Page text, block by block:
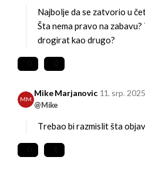
Najbolje da se zatvorio u
Šta nema pravo na
drogirat kao drugo?
MM
Mike Marjanovic
@Mike
11. srp.
Trebao bi razmislit šta